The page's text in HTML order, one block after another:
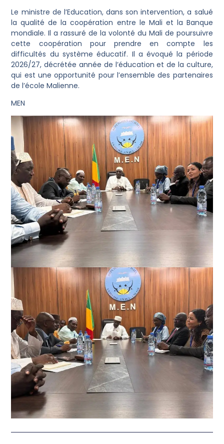
Le ministre de l’Education, dans son intervention, a salué
la qualité de la coopération entre le Mali et la Banque
mondiale. Il a rassuré de la volonté du Mali de poursuivre
cette coopération pour prendre en compte les
difficultés du système éducatif. Il a évoqué la période
2026/27, décrétée année de l’éducation et de la culture,
qui est une opportunité pour l’ensemble des partenaires
de l’école Malienne.
MEN